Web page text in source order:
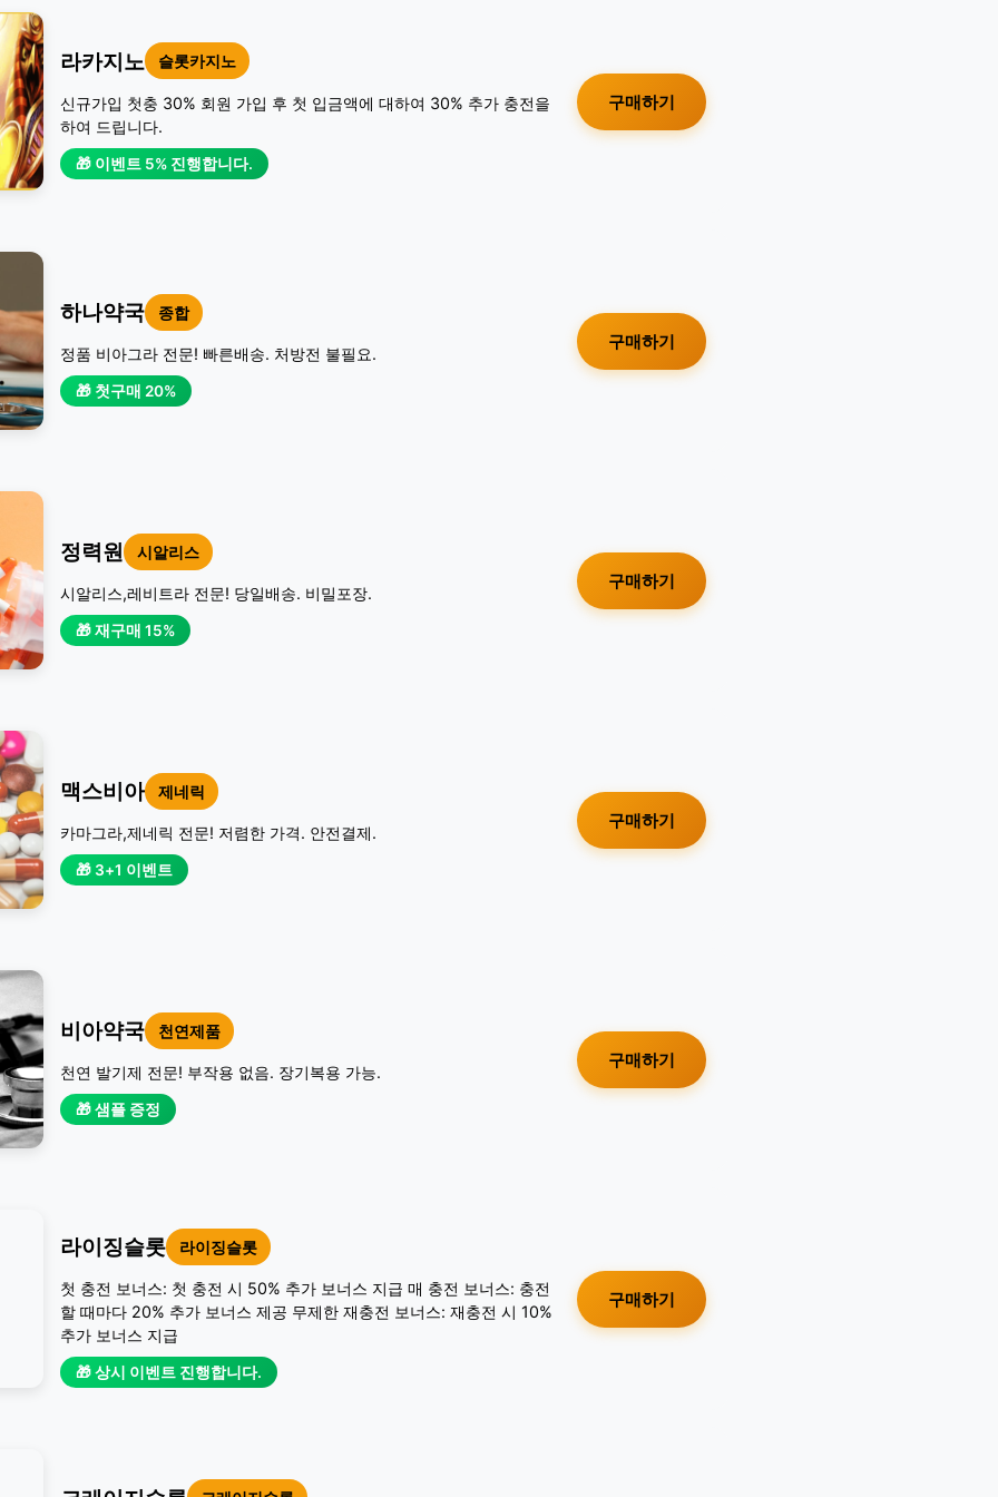
라카지노 슬롯카지노
신규가입 첫충 30% 회원 가입 후 첫 입금액에 대하여 30% 추가 충전을
하여 드립니다.
🎁 이벤트 5% 진행합니다.
구매하기
하나약국 종합
정품 비아그라 전문! 빠른배송. 처방전 불필요.
🎁 첫구매 20%
구매하기
정력원 시알리스
시알리스,레비트라 전문! 당일배송. 비밀포장.
🎁 재구매 15%
구매하기
맥스비아 제네릭
카마그라,제네릭 전문! 저렴한 가격. 안전결제.
🎁 3+1 이벤트
구매하기
비아약국 천연제품
천연 발기제 전문! 부작용 없음. 장기복용 가능.
🎁 샘플 증정
구매하기
라이징슬롯 라이징슬롯
첫 충전 보너스: 첫 충전 시 50% 추가 보너스 지급 매 충전 보너스: 충전
할 때마다 20% 추가 보너스 제공 무제한 재충전 보너스: 재충전 시 10%
추가 보너스 지급
🎁 상시 이벤트 진행합니다.
구매하기